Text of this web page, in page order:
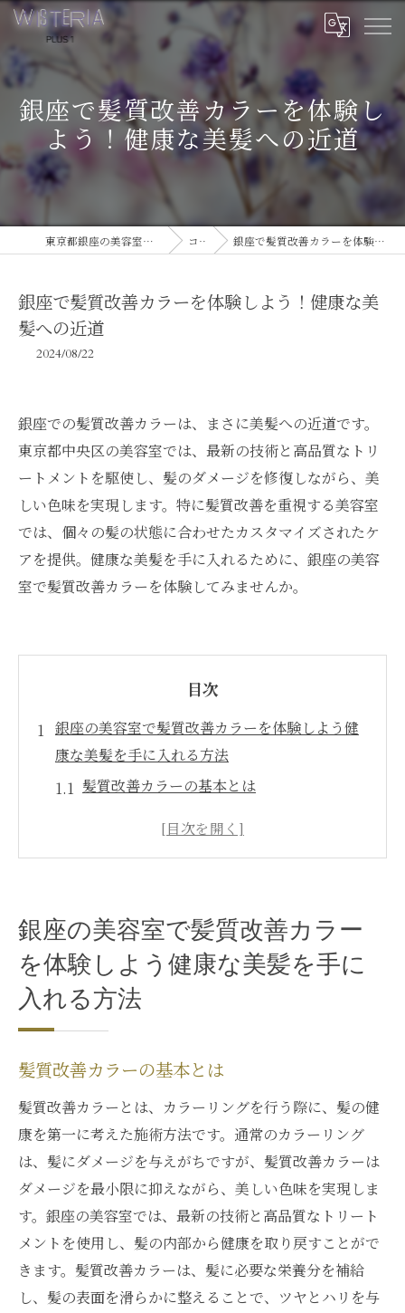
銀座で髪質改善カラーを体験し
よう！健康な美髪への近道
東京都銀座の美容室ならWISTERIA PLUS 1 コラム 銀座で髪質改善カラーを体験しよう！健康な美髪への近道
銀座で髪質改善カラーを体験しよう！健康な美
髪への近道
2024/08/22
銀座での髪質改善カラーは、まさに美髪への近道です。
東京都中央区の美容室では、最新の技術と高品質なトリ
ートメントを駆使し、髪のダメージを修復しながら、美
しい色味を実現します。特に髪質改善を重視する美容室
では、個々の髪の状態に合わせたカスタマイズされたケ
アを提供。健康な美髪を手に入れるために、銀座の美容
室で髪質改善カラーを体験してみませんか。
目次
銀座の美容室で髪質改善カラーを体験しよう健
康な美髪を手に入れる方法
髪質改善カラーの基本とは
銀座の美容室でのアフターケア
最新技術で髪質改善銀座の美容室が提供するカ
スタマイズケアとは
最新技術で実現する髪質改善
銀座の美容室のカスタマイズケア
個々に合ったケアの重要性
プロフェッショナルによるカスタマイズ施
術
最新技術で髪質改善を試みよう
髪のダメージを修復銀座の美容室で体験する髪
質改善カラーの魅力
髪質改善カラーでダメージ修復
銀座の美容室で髪質改善カラー
を体験しよう健康な美髪を手に
入れる方法
髪質改善カラーの基本とは
髪質改善カラーとは、カラーリングを行う際に、髪の健
康を第一に考えた施術方法です。通常のカラーリング
は、髪にダメージを与えがちですが、髪質改善カラーは
ダメージを最小限に抑えながら、美しい色味を実現しま
す。銀座の美容室では、最新の技術と高品質なトリート
メントを使用し、髪の内部から健康を取り戻すことがで
きます。髪質改善カラーは、髪に必要な栄養分を補給
し、髪の表面を滑らかに整えることで、ツヤとハリを与